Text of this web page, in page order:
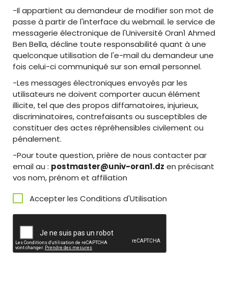
-Il appartient au demandeur de modifier son mot de
passe à partir de l'interface du webmail. le service de
messagerie électronique de l'Université Oran1 Ahmed
Ben Bella, décline toute responsabilité quant à une
quelconque utilisation de l'e-mail du demandeur une
fois celui-ci communiqué sur son email personnel.
-Les messages électroniques envoyés par les
utilisateurs ne doivent comporter aucun élément
illicite, tel que des propos diffamatoires, injurieux,
discriminatoires, contrefaisants ou susceptibles de
constituer des actes répréhensibles civilement ou
pénalement.
-Pour toute question, prière de nous contacter par
email au : postmaster@univ-oran1.dz en précisant
vos nom, prénom et affiliation
Accepter les Conditions d'Utilisation